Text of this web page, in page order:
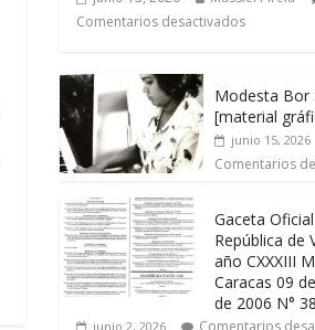
Comentarios desactivados
Modesta Bor
[material
junio 15, 2026
Comentarios
Gaceta
República de
año CXXXIII
Caracas 09
de 2006 N°
junio 2, 2026 Comentarios